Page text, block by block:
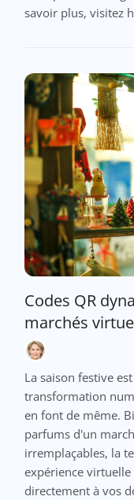
savoir plus, visitez
Codes QR
marchés
La saison festive
transformation
en font de même.
parfums d'un
irremplaçables, la
expérience
directement à vos